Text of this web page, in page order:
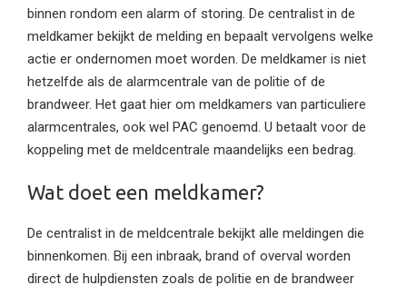
binnen rondom een alarm of storing. De centralist in de
meldkamer bekijkt de melding en bepaalt vervolgens welke
actie er ondernomen moet worden. De meldkamer is niet
hetzelfde als de alarmcentrale van de politie of de
brandweer. Het gaat hier om meldkamers van particuliere
alarmcentrales, ook wel PAC genoemd. U betaalt voor de
koppeling met de meldcentrale maandelijks een bedrag.
Wat doet een meldkamer?
De centralist in de meldcentrale bekijkt alle meldingen die
binnenkomen. Bij een inbraak, brand of overval worden
direct de hulpdiensten zoals de politie en de brandweer